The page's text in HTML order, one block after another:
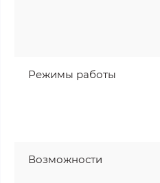
Режимы работы
Возможности